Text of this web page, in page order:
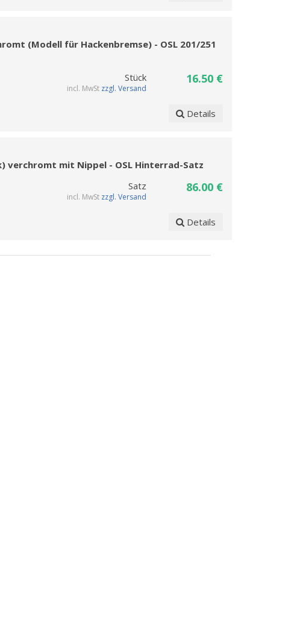
(Modell für Hackenbremse) - OSL 201/251
Stück
incl. MwSt zzgl. Versand
16.50 €
Details
verchromt mit Nippel - OSL Hinterrad-Satz
Satz
incl. MwSt zzgl. Versand
86.00 €
Details